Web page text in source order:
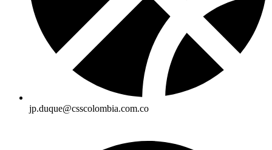
jp.duque@csscolombia.com.co